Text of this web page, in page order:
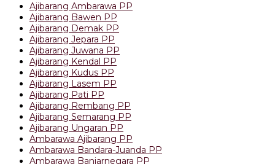
Ajibarang Ambarawa PP
Ajibarang Bawen PP
Ajibarang Demak PP
Ajibarang Jepara PP
Ajibarang Juwana PP
Ajibarang Kendal PP
Ajibarang Kudus PP
Ajibarang Lasem PP
Ajibarang Pati PP
Ajibarang Rembang PP
Ajibarang Semarang PP
Ajibarang Ungaran PP
Ambarawa Ajibarang PP
Ambarawa Bandara-Juanda PP
Ambarawa Banjarnegara PP